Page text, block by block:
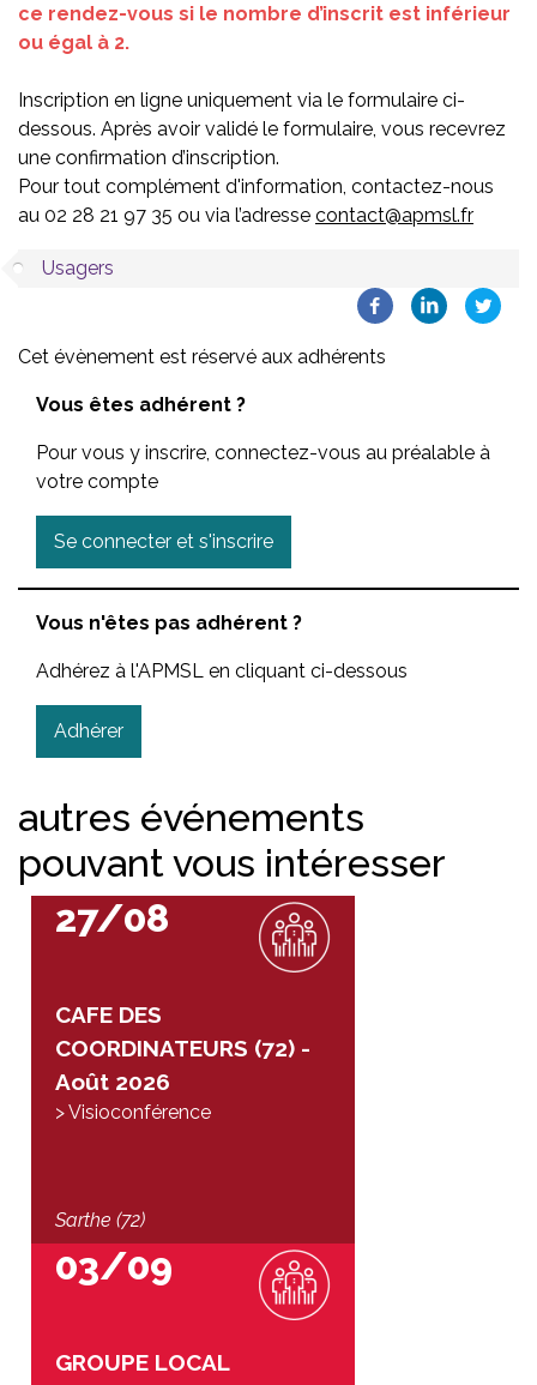
ce rendez-vous si le nombre d’inscrit est inférieur
ou égal à 2.
Inscription en ligne uniquement via le formulaire ci-
dessous. Après avoir validé le formulaire, vous recevrez
une confirmation d’inscription.
Pour tout complément d'information, contactez-nous
au 02 28 21 97 35 ou via l’adresse contact@apmsl.fr
Usagers
Cet évènement est réservé aux adhérents
Vous êtes adhérent ?
Pour vous y inscrire, connectez-vous au préalable à
votre compte
Se connecter et s'inscrire
Vous n'êtes pas adhérent ?
Adhérez à l'APMSL en cliquant ci-dessous
Adhérer
autres événements
pouvant vous intéresser
27/08
CAFE DES
COORDINATEURS (72) -
Août 2026
> Visioconférence
Sarthe (72)
03/09
GROUPE LOCAL